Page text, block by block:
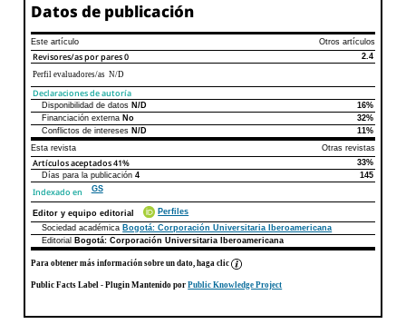
Datos de publicación
Este artículo Otros artículos
Revisores/as por pares0
2.4
Perfil evaluadores/as N/D
Declaraciones de autoría
Declaraciones de autoríaEste artículo
Disponibilidad de datos N/D
16%
Financiación externa No
32%
Conflictos de intereses N/D
11%
Esta revista
Otras revistas
Artículos aceptados41%
33%
Días para la publicación4 145
Indexado en GS
Editor y equipo editorial
Perfiles
Sociedad académica Bogotá: Corporación Universitaria Iberoamericana
Editorial
Bogotá: Corporación Universitaria Iberoamericana
Para obtener más información sobre un dato, haga clic
Public Facts Label - Plugin Mantenido porPublic Knowledge Project